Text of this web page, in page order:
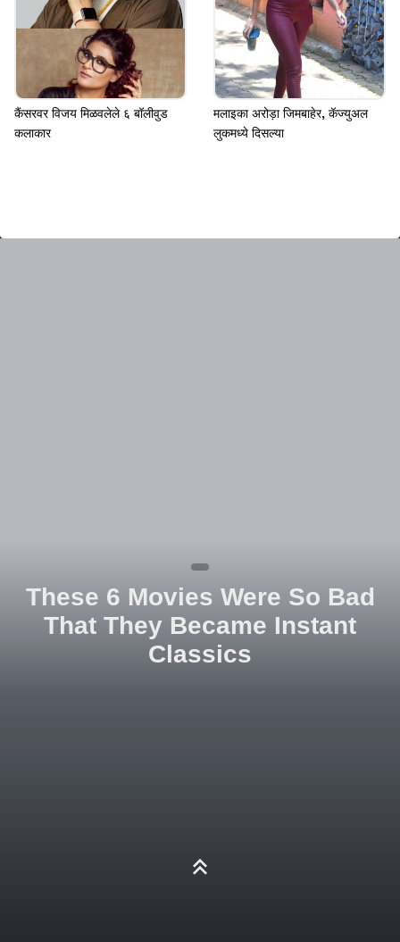
कैंसरवर विजय मिळवलेले ६ बॉलीवुड
कलाकार
मलाइका अरोड़ा जिमबाहेर, कॅज्युअल
लुकमध्ये दिसल्या